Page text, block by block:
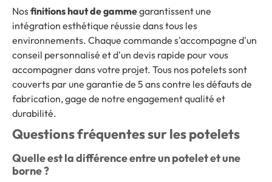
Nosfinitions haut de gammegarantissent une
intégration esthétique réussie dans tous les
environnements. Chaque commande s'accompagne d'un
conseil personnalisé et d'un devis rapide pour vous
accompagner dans votre projet. Tous nos potelets sont
couverts par une garantie de 5 ans contre les défauts de
fabrication, gage de notre engagement qualité et
durabilité.
Questions fréquentes sur les potelets
Quelle est la différence entre un potelet et une
borne ?